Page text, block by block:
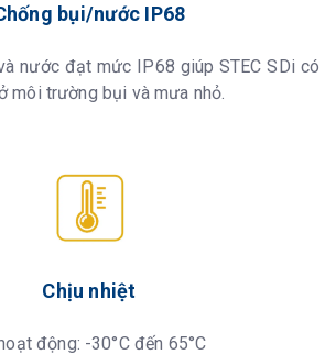
bụi/nước IP68
nước đạt mức IP68 giúp STEC SDi có
môi trường bụi và mưa nhỏ.
Chịu nhiệt
động: -30°C đến 65°C